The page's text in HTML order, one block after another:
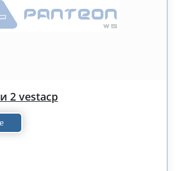
2 vestacp